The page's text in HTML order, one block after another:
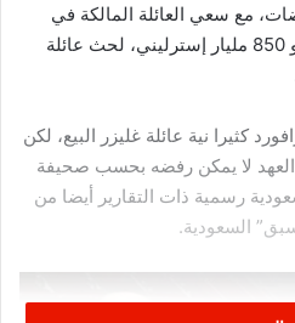
مع سعي العائلة المالكة في
السعودية، التي تقدر ثروتها بنحو 850 مليار إسترليني، لحث عائلة
كثيرا نية عائلة غليزر البيع، لكن
لا يمكن رفضه بحسب صحيفة
رسمية ذات التقارير أيضا من
السعودية.